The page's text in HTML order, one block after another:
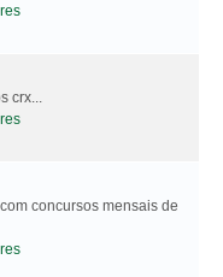
crx...
concursos mensais de